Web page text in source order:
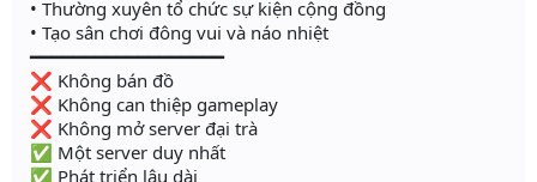
• Thường xuyên tổ chức sự kiện cộng đồng
• Tạo sân chơi đông vui và náo nhiệt
━━━━━━━━━━━━━━━━━━
❌ Không bán đồ
❌ Không can thiệp gameplay
❌ Không mở server đại trà
✅ Một server duy nhất
✅ Phát triển lâu dài